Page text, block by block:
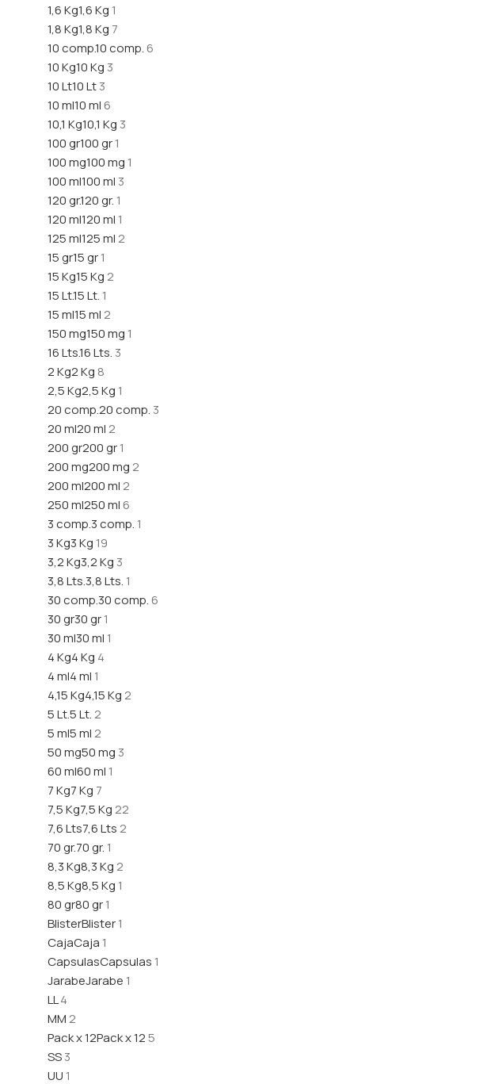
1,6 Kg1,6 Kg 1
1,8 Kg1,8 Kg 7
10 comp.10 comp.6
10 Kg10 Kg 3
10 Lt10 Lt3
10 ml10 ml6
10,1 Kg10,1 Kg 3
100 gr100 gr1
100 mg100 mg 1
100 ml100 ml 3
120 gr.120 gr. 1
120 ml120 ml 1
125 ml125 ml 2
15 gr15 gr1
15 Kg15 Kg 2
15 Lt.15 Lt. 1
15 ml15 ml 2
150 mg150 mg 1
16 Lts.16 Lts. 3
2 Kg2 Kg 8
2,5 Kg2,5 Kg 1
20 comp.20 comp. 3
20 ml20 ml 2
200 gr200 gr1
200 mg200 mg 2
200 ml200 ml 2
250 ml250 ml6
3 comp.3 comp. 1
3 Kg3 Kg 19
3,2 Kg3,2 Kg 3
3,8 Lts.3,8 Lts. 1
30 comp.30 comp.6
30 gr30 gr1
30 ml30 ml 1
4 Kg4 Kg 4
4 ml4 ml 1
4,15 Kg4,15 Kg 2
5 Lt.5 Lt. 2
5 ml5 ml 2
50 mg50 mg 3
60 ml60 ml 1
7 Kg7 Kg 7
7,5 Kg7,5 Kg 22
7,6 Lts7,6 Lts 2
70 gr.70 gr. 1
8,3 Kg8,3 Kg 2
8,5 Kg8,5 Kg 1
80 gr80 gr1
BlisterBlister1
CajaCaja 1
CapsulasCapsulas 1
JarabeJarabe 1
LL4
MM 2
Pack x 12Pack x 125
SS3
UU 1